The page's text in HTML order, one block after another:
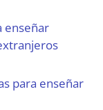
enseñar
para enseñar